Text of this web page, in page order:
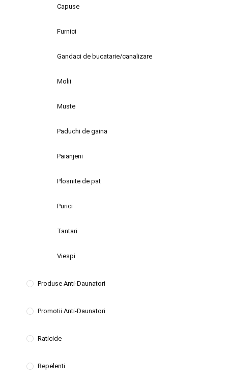
Capuse
Furnici
Gandaci de bucatarie/canalizare
Molii
Muste
Paduchi de gaina
Paianjeni
Plosnite de pat
Purici
Tantari
Viespi
Produse Anti-Daunatori
Promotii Anti-Daunatori
Raticide
Repelenti